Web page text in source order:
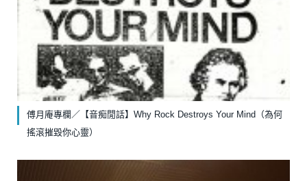
傅月庵專欄／【音痴閒話】Why Rock Destroys Your Mind（為何
搖滾摧毀你心靈）